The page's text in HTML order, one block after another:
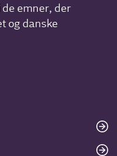
emner, der
og danske